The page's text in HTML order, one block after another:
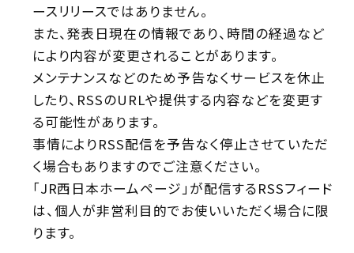
ースリリースではありません。
また、発表日現在の情報であり、時間の経過など
により内容が変更されることがあります。
メンテナンスなどのため予告なくサービスを休止
したり、RSSのURLや提供する内容などを変更す
る可能性があります。
事情によりRSS配信を予告なく停止させていただ
く場合もありますのでご注意ください。
「JR西日本ホームページ」が配信するRSSフィード
は、個人が非営利目的でお使いいただく場合に限
ります。